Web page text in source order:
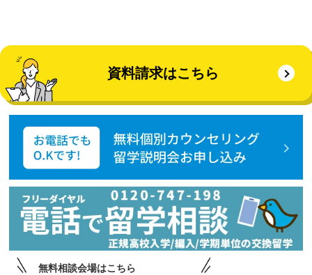
資料請求はこちら
無料相談会場はこちら